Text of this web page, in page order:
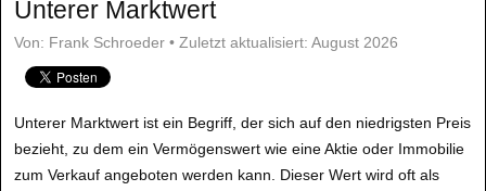
Unterer Marktwert
Von: Frank Schroeder • Zuletzt aktualisiert: August 2026
Unterer Marktwert ist ein Begriff, der sich auf den niedrigsten Preis
bezieht, zu dem ein Vermögenswert wie eine Aktie oder Immobilie
zum Verkauf angeboten werden kann. Dieser Wert wird oft als